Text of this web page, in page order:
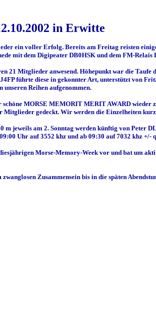
in Erwitte
ein voller Erfolg. Bereits am Freitag reisten
mit dem Digipeater DB0HSK und dem FM-
21 Mitglieder anwesend. Höhepunkt war die
führte diese in gekonnter Art, unterstützt von
unseren Reihen aufgenommen.
schöne MORSE MEMORIT MERIT AWARD
Mitglieder gedeckt. Wir werden die Einzelheiten
m jeweils am 2. Sonntag werden künftig von Peter
Uhr auf 3552 khz und ab 09:30 auf 7032 khz
Morse-Memory-Week vor und bat um
Zusammensein bis in die späten